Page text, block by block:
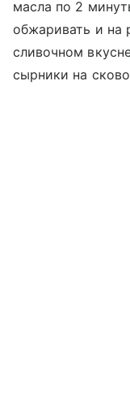
масла по 2
обжаривать и на
сливочном
сырники на